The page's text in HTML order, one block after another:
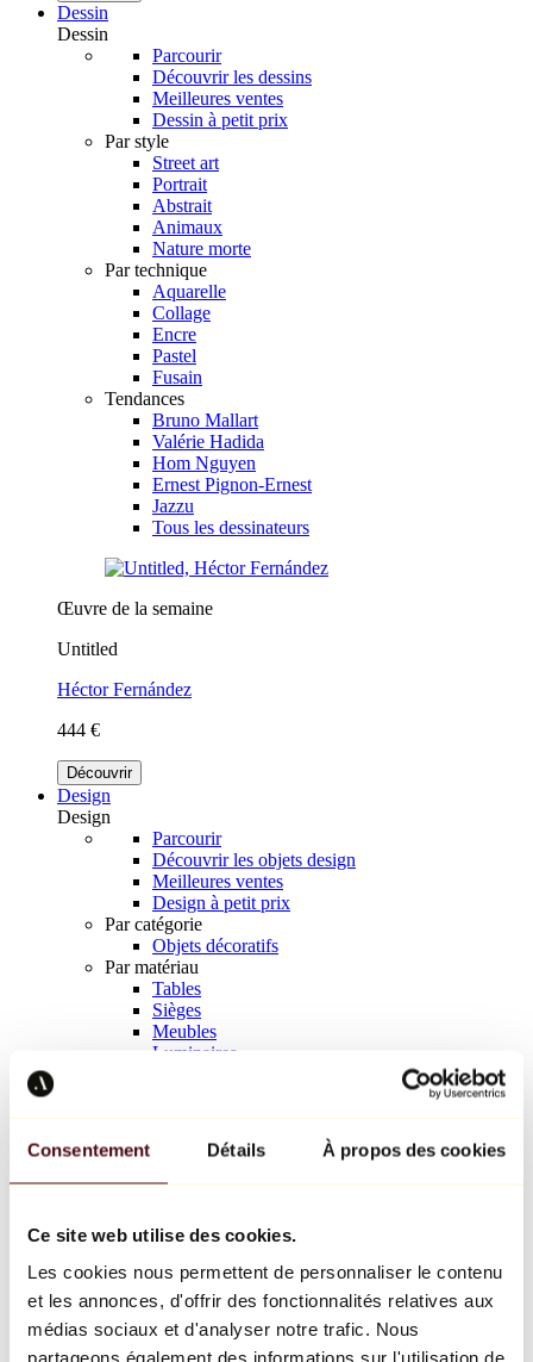
Consentement Détails À propos des cookies
Ce site web utilise des cookies.
Les cookies nous permettent de personnaliser le contenu
et les annonces, d'offrir des fonctionnalités relatives aux
médias sociaux et d'analyser notre trafic. Nous
partageons également des informations sur l'utilisation de
Dessin
Dessin
Parcourir
Découvrir les dessins
Meilleures ventes
Dessin à petit prix
Par style
Street art
Portrait
Abstrait
Animaux
Nature morte
Par technique
Aquarelle
Collage
Encre
Pastel
Fusain
Tendances
Bruno Mallart
Valérie Hadida
Hom Nguyen
Ernest Pignon-Ernest
Jazzu
Tous les dessinateurs
Œuvre de la semaine
Untitled
Héctor Fernández
444 €
Découvrir
Design
Design
Parcourir
Découvrir les objets design
Meilleures ventes
Design à petit prix
Par catégorie
Objets décoratifs
Par matériau
Tables
Sièges
Meubles
Luminaires
Richard Orlinski
Keith Haring
Jeff Koons
Jean-Michel Basquiat
Tous les designers
Œuvre de la semaine